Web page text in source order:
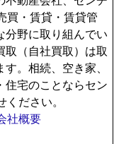
買・賃貸・賃貸管
分野に取り組んでい
取（自社買取）は取
。相続、空き家、
住宅のことならセン
ださい。
社概要